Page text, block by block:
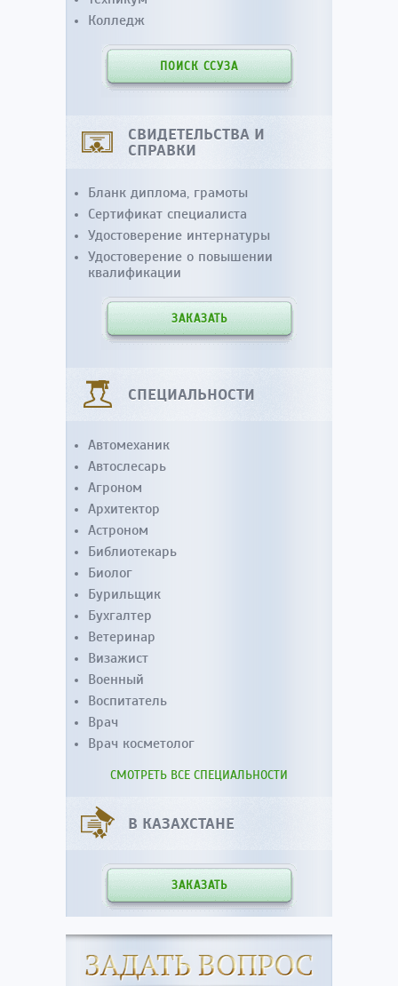
Колледж
ПОИСК ССУЗА
СВИДЕТЕЛЬСТВА И
СПРАВКИ
Бланк диплома, грамоты
Сертификат специалиста
Удостоверение интернатуры
Удостоверение о повышении
квалификации
ЗАКАЗАТЬ
СПЕЦИАЛЬНОСТИ
Автомеханик
Автослесарь
Агроном
Архитектор
Астроном
Библиотекарь
Биолог
Бурильщик
Бухгалтер
Ветеринар
Визажист
Военный
Воспитатель
Врач
Врач косметолог
СМОТРЕТЬ ВСЕ СПЕЦИАЛЬНОСТИ
В КАЗАХСТАНЕ
ЗАКАЗАТЬ